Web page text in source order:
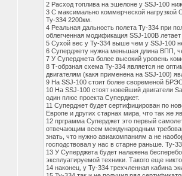
2 Расход топлива на эшелоне у SSJ-100
3 С максимально коммерческой нагрузкой
Ту-334 2200км.
4 Реальная дальность полета Ту-334 при
облегченная модификация SSJ-100B
5 Сухой вес у Ту-334 выше чем у SSJ-100
6 Суперджету нужна меньшая длина ВПП,
7 У Суперджета более высокий уровень
8 Т-обрзная схема Ту-334 является не
двигателям (какя применена на SSJ-100)
9 На SSJ-100 стоит более своременой
10 На SSJ-100 стоят новейший двигатели
один плюс проекта Суперджет.
11 Суперджет будет сертифицирован по
Европе и других старнах мира, что так же
12 прграмма Суперджет это первый
отвечающим всем международным
знать, что нужно авиакомпаниям а не
господствовал у нас в старне раньше. Ту-
13 У Суперджета будет налажена
эксплуатируемой техники. Такого еще
14 наконец, у Ту-334 трехчленная кабина